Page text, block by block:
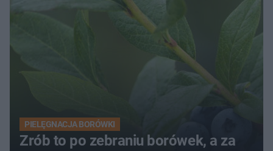
PIELĘGNACJA BORÓWKI
Zrób to po zebraniu borówek, a za